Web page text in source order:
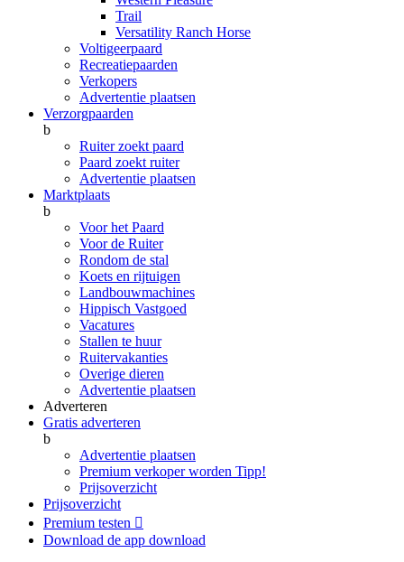
Trail
Versatility Ranch Horse
Voltigeerpaard
Recreatiepaarden
Verkopers
Advertentie plaatsen
Verzorgpaarden
b
Ruiter zoekt paard
Paard zoekt ruiter
Advertentie plaatsen
Marktplaats
b
Voor het Paard
Voor de Ruiter
Rondom de stal
Koets en rijtuigen
Landbouwmachines
Hippisch Vastgoed
Vacatures
Stallen te huur
Ruitervakanties
Overige dieren
Advertentie plaatsen
Adverteren
Gratis adverteren
b
Advertentie plaatsen
Premium verkoper worden Tipp!
Prijsoverzicht
Prijsoverzicht
Premium testen 
Download de app download